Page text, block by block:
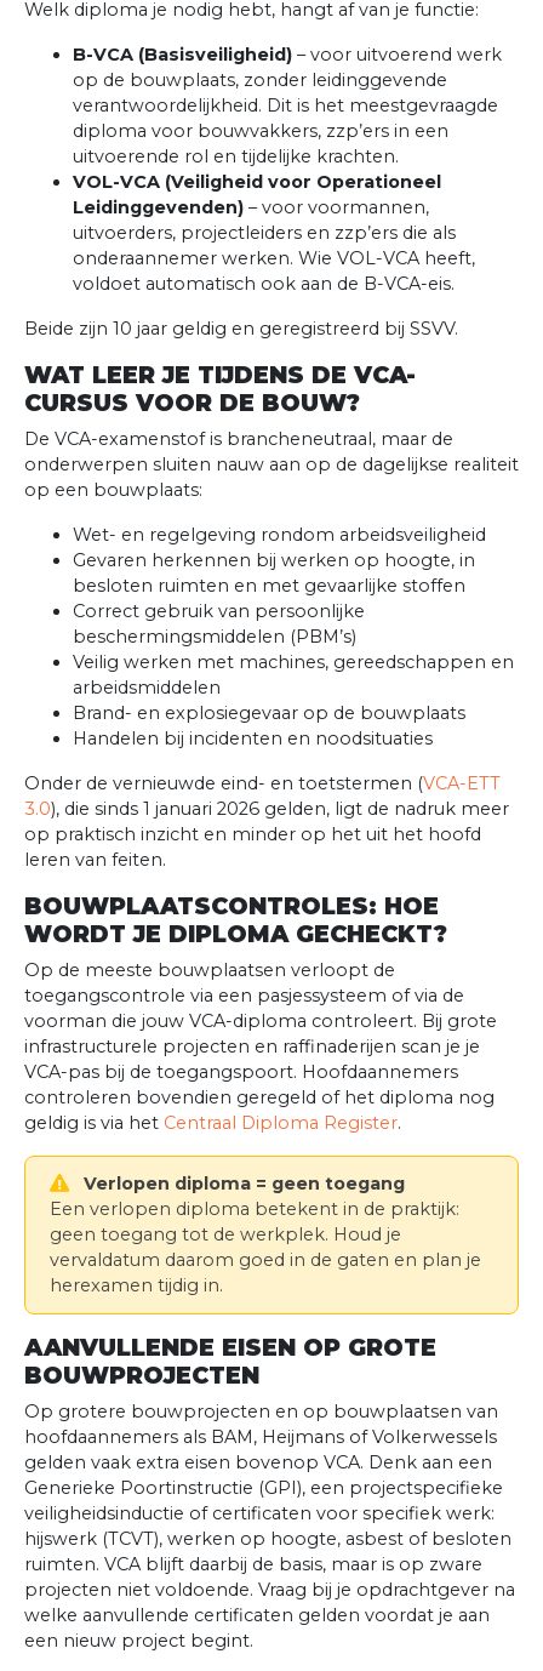
Welk diploma je nodig hebt, hangt af van je functie:
B-VCA (Basisveiligheid) – voor uitvoerend werk
op de bouwplaats, zonder leidinggevende
verantwoordelijkheid. Dit is het meestgevraagde
diploma voor bouwvakkers, zzp’ers in een
uitvoerende rol en tijdelijke krachten.
VOL-VCA (Veiligheid voor Operationeel
Leidinggevenden) – voor voormannen,
uitvoerders, projectleiders en zzp’ers die als
onderaannemer werken. Wie VOL-VCA heeft,
voldoet automatisch ook aan de B-VCA-eis.
Beide zijn 10 jaar geldig en geregistreerd bij SSVV.
WAT LEER JE TIJDENS DE VCA-
CURSUS VOOR DE BOUW?
De VCA-examenstof is brancheneutraal, maar de
onderwerpen sluiten nauw aan op de dagelijkse realiteit
op een bouwplaats:
Wet- en regelgeving rondom arbeidsveiligheid
Gevaren herkennen bij werken op hoogte, in
besloten ruimten en met gevaarlijke stoffen
Correct gebruik van persoonlijke
beschermingsmiddelen (PBM’s)
Veilig werken met machines, gereedschappen en
arbeidsmiddelen
Brand- en explosiegevaar op de bouwplaats
Handelen bij incidenten en noodsituaties
Onder de vernieuwde eind- en toetstermen (VCA-ETT
3.0), die sinds 1 januari 2026 gelden, ligt de nadruk meer
op praktisch inzicht en minder op het uit het hoofd
leren van feiten.
BOUWPLAATSCONTROLES: HOE
WORDT JE DIPLOMA GECHECKT?
Op de meeste bouwplaatsen verloopt de
toegangscontrole via een pasjessysteem of via de
voorman die jouw VCA-diploma controleert. Bij grote
infrastructurele projecten en raffinaderijen scan je je
VCA-pas bij de toegangspoort. Hoofdaannemers
controleren bovendien geregeld of het diploma nog
geldig is via het Centraal Diploma Register.
Verlopen diploma = geen toegang
Een verlopen diploma betekent in de praktijk:
geen toegang tot de werkplek. Houd je
vervaldatum daarom goed in de gaten en plan je
herexamen tijdig in.
AANVULLENDE EISEN OP GROTE
BOUWPROJECTEN
Op grotere bouwprojecten en op bouwplaatsen van
hoofdaannemers als BAM, Heijmans of Volkerwessels
gelden vaak extra eisen bovenop VCA. Denk aan een
Generieke Poortinstructie (GPI), een projectspecifieke
veiligheidsinductie of certificaten voor specifiek werk:
hijswerk (TCVT), werken op hoogte, asbest of besloten
ruimten. VCA blijft daarbij de basis, maar is op zware
projecten niet voldoende. Vraag bij je opdrachtgever na
welke aanvullende certificaten gelden voordat je aan
een nieuw project begint.